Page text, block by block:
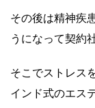
その後は精神疾
うになって契約
そこでストレス
インド式のエス